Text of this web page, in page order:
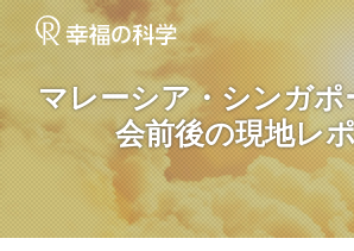
マレーシア・シンガポ
会前後の現地レ